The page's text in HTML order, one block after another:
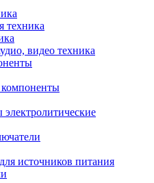
техника
видео техника
источников питания